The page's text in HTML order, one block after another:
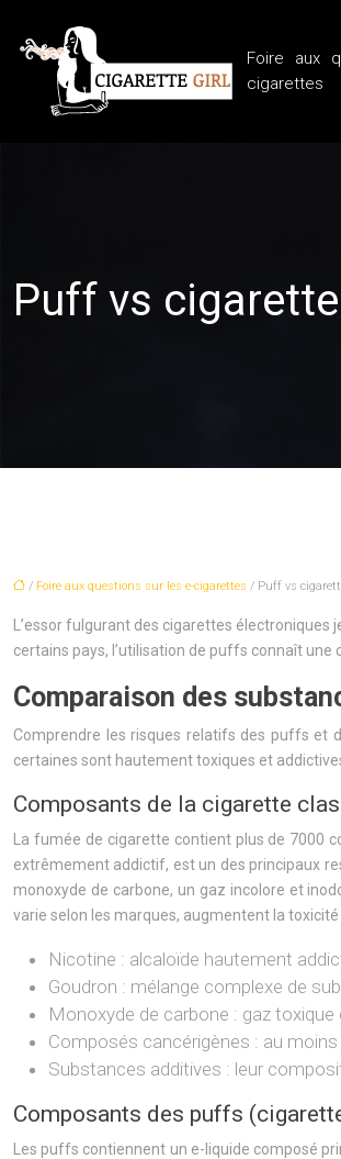
Foire aux
cigarettes
Puff vs
/ Foire aux questions sur les e-cigarettes / Puff vs
L’essor fulgurant des cigarettes
certains pays, l’utilisation de puffs connaît
Comparaison des
Comprendre les risques relatifs des puffs et
certaines sont hautement toxiques et
Composants de la cigarette
La fumée de cigarette contient plus de 7000
extrêmement addictif, est un des principaux
monoxyde de carbone, un gaz incolore et
varie selon les marques, augmentent la
Nicotine : alcaloïde hautement
Goudron : mélange complexe de
Monoxyde de carbone : gaz toxique
Composés cancérigènes : au
Substances additives : leur
Composants des puffs
Les puffs contiennent un e-liquide composé